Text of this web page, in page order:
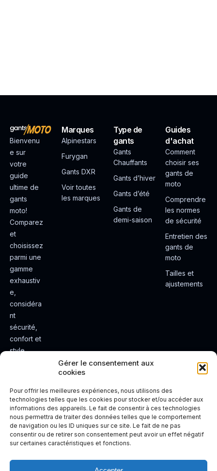
Gérer le consentement aux
cookies
Pour offrir les meilleures expériences, nous utilisons des
technologies telles que les cookies pour stocker et/ou accéder aux
informations des appareils. Le fait de consentir à ces technologies
nous permettra de traiter des données telles que le comportement
de navigation ou les ID uniques sur ce site. Le fait de ne pas
consentir ou de retirer son consentement peut avoir un effet négatif
sur certaines caractéristiques et fonctions.
Bienvenu
e sur
votre
guide
ultime de
gants
moto!
Comparez
et
choisissez
parmi une
gamme
exhaustiv
e,
considéra
nt
sécurité,
confort et
style.
e de
conduite
plus sûre
et plus
agréable.
Marques
Alpinestars
Furygan
Gants DXR
Voir toutes
les marques
Type de
gants
Gants
Chauffants
Gants d’hiver
Gants d’été
Gants de
demi-saison
Guides
d'achat
Comment
choisir ses
gants de
moto
Comprendre
les normes
de sécurité
Entretien des
gants de
moto
Tailles et
ajustements